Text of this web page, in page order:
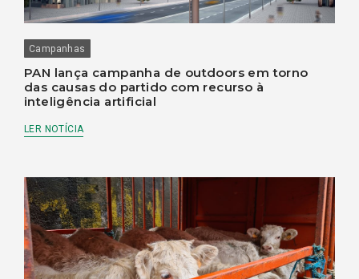
Campanhas
PAN lança campanha de outdoors em torno
das causas do partido com recurso à
inteligência artificial
LER NOTÍCIA